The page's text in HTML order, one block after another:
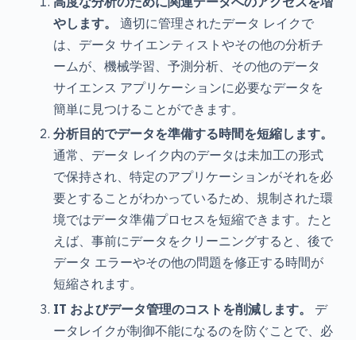
やします。
適切に管理されたデータ レイクで
は、データ サイエンティストやその他の分析チ
ームが、機械学習、予測分析、その他のデータ
サイエンス アプリケーションに必要なデータを
簡単に見つけることができます。
分析目的でデータを準備する時間を短縮します。
通常、データ レイク内のデータは未加工の形式
で保持され、特定のアプリケーションがそれを必
要とすることがわかっているため、規制された環
境ではデータ準備プロセスを短縮できます。たと
えば、事前にデータをクリーニングすると、後で
データ エラーやその他の問題を修正する時間が
短縮されます。
IT およびデータ管理のコストを削減します。
デ
ータレイクが制御不能になるのを防ぐことで、必